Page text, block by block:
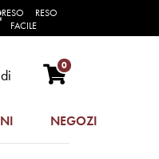
RESO
FACILE
0
NEGOZI